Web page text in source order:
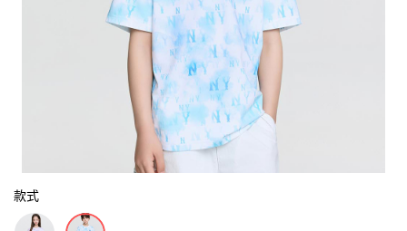
款式